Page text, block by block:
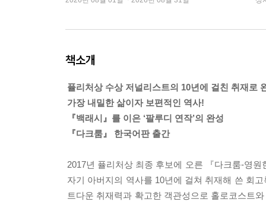
책소개
퓰리처상 수상 저널리스트의 10년에 걸친 취재로
가장 내밀한 삶이자 보편적인 역사!
『백래시』를 이은 ‘팔루디 연작’의 완성
『다크룸』 한국어판 출간
2017년 퓰리처상 최종 후보에 오른 『다크룸-영
자기 아버지의 역사를 10년에 걸쳐 취재해 쓴 회
트다운 취재력과 확고한 객관성으로 홀로코스트